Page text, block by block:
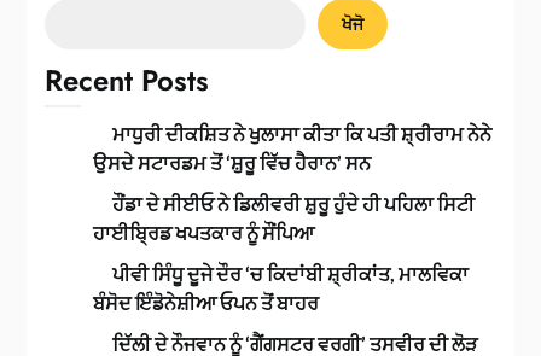
ਖੋਜੋ
Recent Posts
ਮਾਧੁਰੀ ਦੀਕਸ਼ਿਤ ਨੇ ਖੁਲਾਸਾ ਕੀਤਾ ਕਿ ਪਤੀ ਸ਼੍ਰੀਰਾਮ ਨੇਨੇ
ਉਸਦੇ ਸਟਾਰਡਮ ਤੋਂ ‘ਸ਼ੁਰੂ ਵਿੱਚ ਹੈਰਾਨ’ ਸਨ
ਹੌਂਡਾ ਦੇ ਸੀਈਓ ਨੇ ਡਿਲੀਵਰੀ ਸ਼ੁਰੂ ਹੁੰਦੇ ਹੀ ਪਹਿਲਾ ਸਿਟੀ
ਹਾਈਬ੍ਰਿਡ ਖਪਤਕਾਰ ਨੂੰ ਸੌਂਪਿਆ
ਪੀਵੀ ਸਿੰਧੂ ਦੂਜੇ ਦੌਰ ‘ਚ ਕਿਦਾਂਬੀ ਸ਼੍ਰੀਕਾਂਤ, ਮਾਲਵਿਕਾ
ਬੰਸੋਦ ਇੰਡੋਨੇਸ਼ੀਆ ਓਪਨ ਤੋਂ ਬਾਹਰ
ਦਿੱਲੀ ਦੇ ਨੌਜਵਾਨ ਨੂੰ ‘ਗੈਂਗਸਟਰ ਵਰਗੀ’ ਤਸਵੀਰ ਦੀ ਲੋੜ